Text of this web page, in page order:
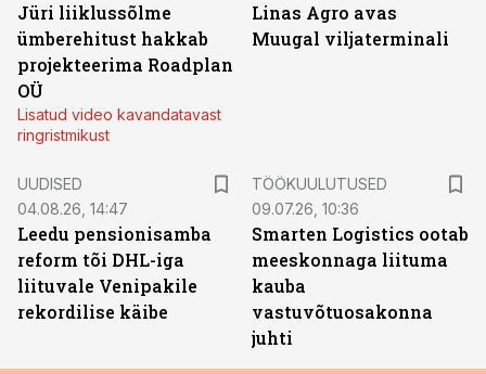
Jüri liiklussõlme
ümberehitust hakkab
projekteerima Roadplan
OÜ
Lisatud video kavandatavast
ringristmikust
Linas Agro avas
Muugal viljaterminali
UUDISED
04.08.26, 14:47
Leedu pensionisamba
reform tõi DHL-iga
liituvale Venipakile
rekordilise käibe
TÖÖKUULUTUSED
09.07.26, 10:36
Smarten Logistics ootab
meeskonnaga liituma
kauba
vastuvõtuosakonna
juhti